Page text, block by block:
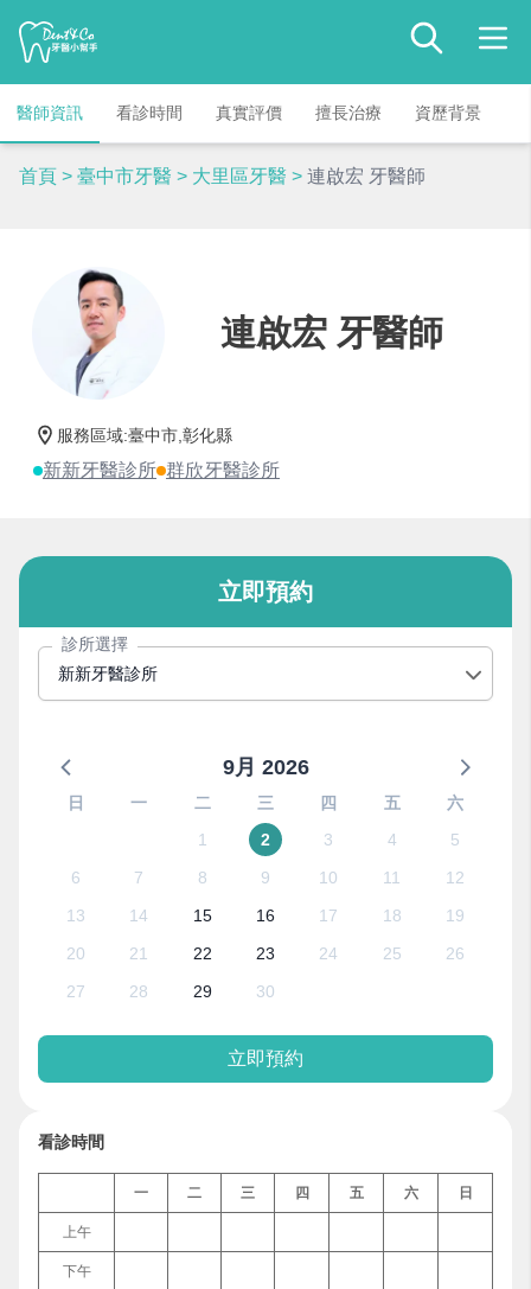
醫師資訊 看診時間 真實評價 擅長治療 資歷背景
首頁 > 臺中市牙醫 > 大里區牙醫 > 連啟宏 牙醫師
連啟宏 牙醫師
服務區域:臺中市,彰化縣
新新牙醫診所 群欣牙醫診所
看診時間
一 二 三 四 五 六 日
上午
下午
立即預約
診所選擇
新新牙醫診所
9月 2026
日 一 二 三 四 五
六
1
2 3 4
5
6
7 8 9 10 11
12
13
14 15 16 17 18
19
20
21 22 23 24 25
26
27
28 29 30
立即預約